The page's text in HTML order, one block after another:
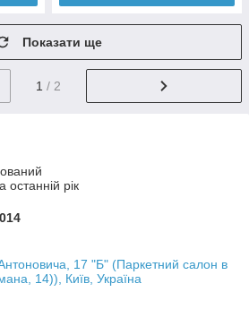
Показати ще
1 / 2
останній рік
17 "Б" (Паркетний салон в
14)), Київ, Україна